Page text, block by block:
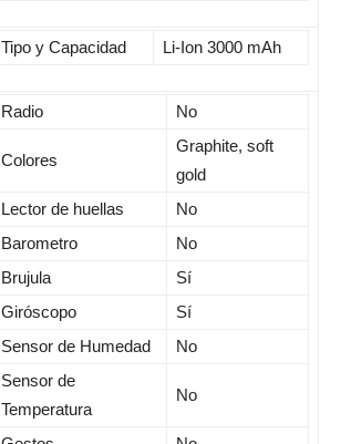
Tipo y Capacidad Li-Ion 3000 mAh
Radio No
Colores
Graphite, soft
gold
Lector de huellas
No
Barometro
No
Brujula
Sí
Giróscopo
Sí
Sensor de Humedad
No
Sensor de
Temperatura
No